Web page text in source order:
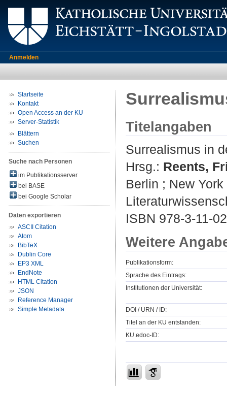
Anmelden
Startseite
Kontakt
Open Access an der KU
Server-Statistik
Blättern
Suchen
Suche nach Personen
im Publikationsserver
bei BASE
bei Google Scholar
Daten exportieren
ASCII Citation
Atom
BibTeX
Dublin Core
EP3 XML
EndNote
HTML Citation
JSON
Reference Manager
Simple Metadata
Titelangaben
Surrealismus in
Hrsg.: Reents,
Berlin ; New
ISBN 978-3-11-
Weitere
Publikationsform:
Sprache des Eintrags:
Institutionen der Universität:
DOI / URN / ID:
Titel an der KU entstanden:
KU.edoc-ID: